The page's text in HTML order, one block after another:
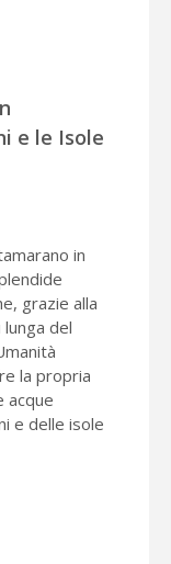
e le Isole
in
grazie alla
lunga del
la propria
acque
e delle isole